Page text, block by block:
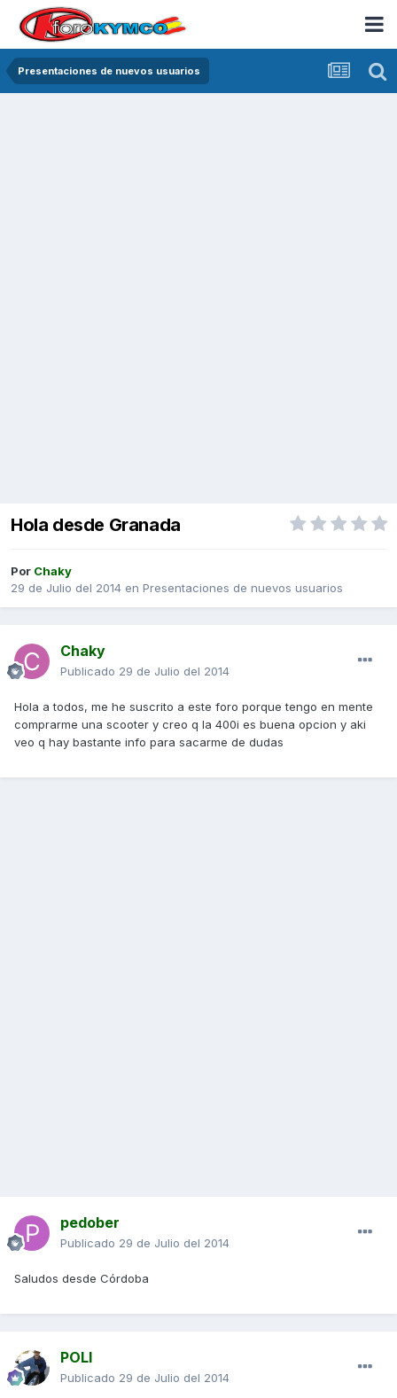
Presentaciones de nuevos usuarios
Hola desde Granada
Por Chaky
29 de Julio del 2014 en Presentaciones de nuevos usuarios
Chaky
Publicado 29 de Julio del 2014
Hola a todos, me he suscrito a este foro porque tengo en mente
comprarme una scooter y creo q la 400i es buena opcion y aki
veo q hay bastante info para sacarme de dudas
pedober
Publicado 29 de Julio del 2014
Saludos desde Córdoba
POLI
Publicado 29 de Julio del 2014